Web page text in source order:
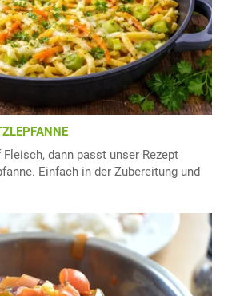
dann passt unser Rezept
Einfach in der Zubereitung und